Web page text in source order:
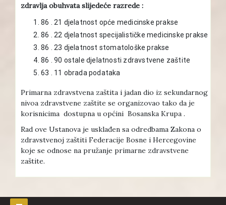
zdravlja obuhvata slijedeće razrede :
86 . 21 djelatnost opće medicinske prakse
86 . 22 djelatnost specijalističke medicinske prakse
86 . 23 djelatnost stomatološke prakse
86 . 90 ostale djelatnosti zdravstvene zaštite
63 . 11 obrada podataka
Primarna zdravstvena zaštita i jadan dio iz sekundarnog
nivoa zdravstvene zaštite se organizovao tako da je
korisnicima dostupna u općini Bosanska Krupa .
Rad ove Ustanova je usklađen sa odredbama Zakona o
zdravstvenoj zaštiti Federacije Bosne i Hercegovine
koje se odnose na pružanje primarne zdravstvene
zaštite.